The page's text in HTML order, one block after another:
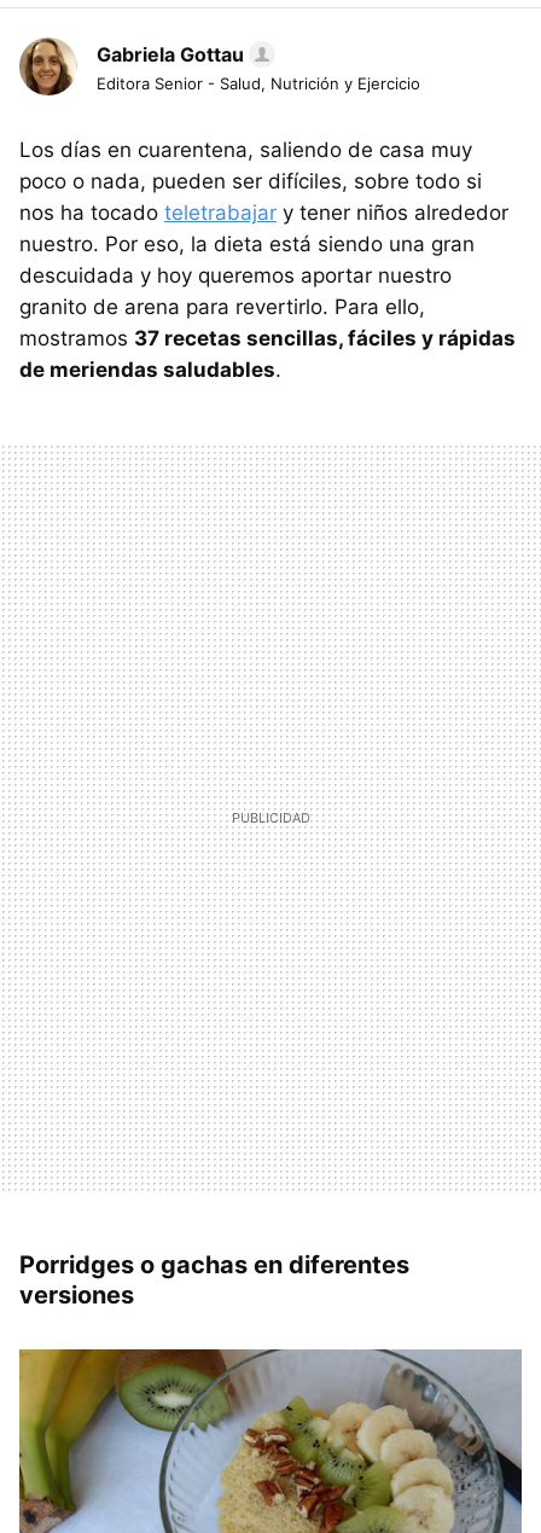
Gabriela Gottau
Editora Senior - Salud, Nutrición y Ejercicio
Los días en cuarentena, saliendo de casa muy
poco o nada, pueden ser difíciles, sobre todo si
nos ha tocado teletrabajar y tener niños alrededor
nuestro. Por eso, la dieta está siendo una gran
descuidada y hoy queremos aportar nuestro
granito de arena para revertirlo. Para ello,
mostramos 37 recetas sencillas, fáciles y rápidas
de meriendas saludables.
Porridges o gachas en diferentes
versiones